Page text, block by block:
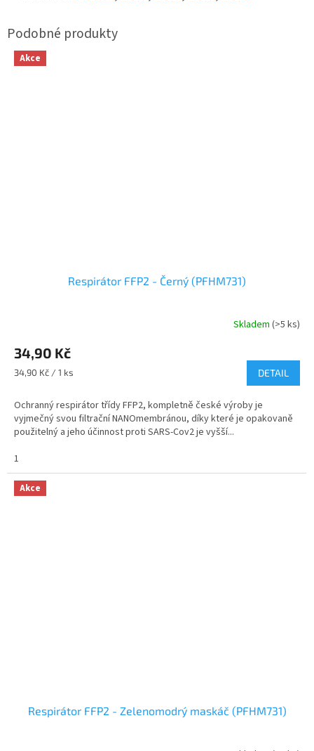
Akce
Respirátor FFP2 - Černý (PFHM731)
produktu
je
5,0
5
hvězdiček.
Skladem(>5 ks)
34,90 Kč
Měrná
34,90 Kč / 1 ks DETAIL
Ochranný respirátor třídy FFP2, kompletně české výroby je
vyjmečný svou filtrační NANOmembránou, díky které je opakovaně
použitelný a jeho účinnost proti SARS-Cov2 je vyšší...
1
Akce
Respirátor FFP2 - Zelenomodrý maskáč (PFHM731)